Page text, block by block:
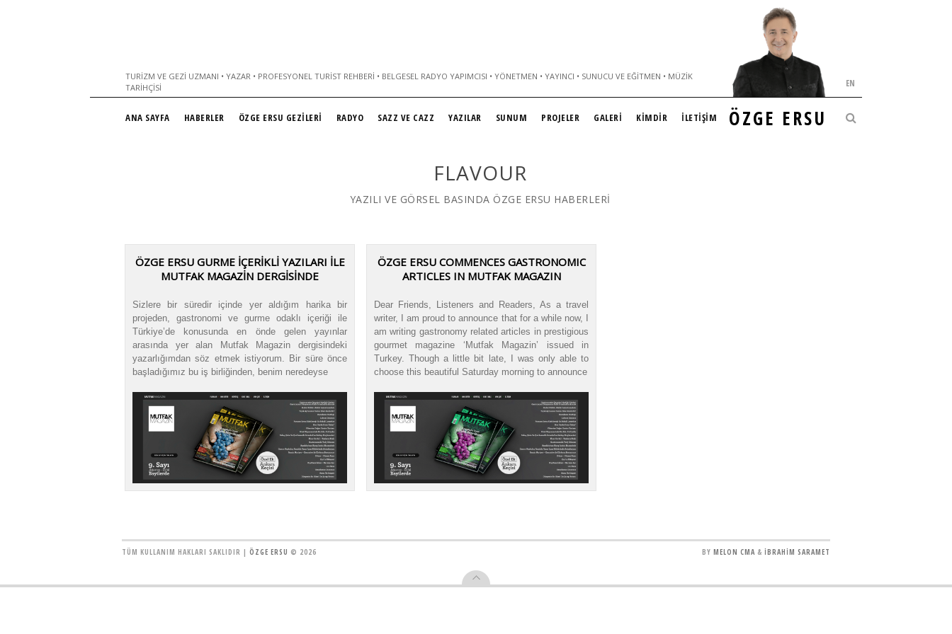
TURIZM VE GEZI UZMANI • YAZAR • PROFESYONEL TURIST REHBERI • BELGESEL RADYO YAPIMCISI • YÖNETMEN • YAYINCI • SUNUCU VE EĞITMEN • MÜZIK
TARIHÇISI
ÖZGE ERSU
EN
ANA SAYFA HABERLER ÖZGE ERSU GEZİLERİ RADYO SAZZ VE CAZZ YAZILAR SUNUM PROJELER GALERİ KİMDİR İLETİŞİM
FLAVOUR
YAZILI VE GÖRSEL BASINDA ÖZGE ERSU HABERLERİ
ÖZGE ERSU GURME İÇERİKLİ YAZILARI İLE
MUTFAK MAGAZİN DERGİSİNDE
Sizlere bir süredir içinde yer aldığım harika bir
projeden, gastronomi ve gurme odaklı içeriği ile
Türkiye’de konusunda en önde gelen yayınlar
arasında yer alan Mutfak Magazin dergisindeki
yazarlığımdan söz etmek istiyorum. Bir süre önce
başladığımız bu iş birliğinden, benim neredeyse
ÖZGE ERSU COMMENCES GASTRONOMIC
ARTICLES IN MUTFAK MAGAZIN
Dear Friends, Listeners and Readers, As a travel
writer, I am proud to announce that for a while now, I
am writing gastronomy related articles in prestigious
gourmet magazine ‘Mutfak Magazin’ issued in
Turkey. Though a little bit late, I was only able to
choose this beautiful Saturday morning to announce
TÜM KULLANIM HAKLARI SAKLIDIR | ÖZGE ERSU © 2026 BY MELON CMA & İBRAHİM SARAMET